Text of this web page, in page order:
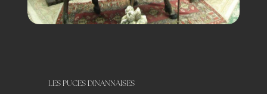
LES PUCES DINANNAISES